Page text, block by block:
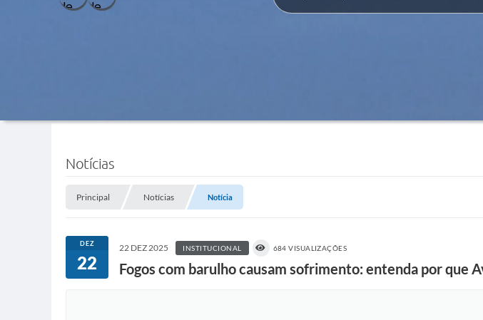
Notícias
Principal Notícias Notícia
DEZ
22
22 DEZ 2025 INSTITUCIONAL 684 VISUALIZAÇÕES
Fogos com barulho causam sofrimento: entenda por que